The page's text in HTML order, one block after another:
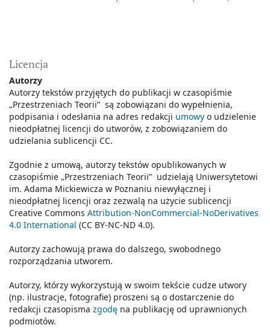
Licencja
Autorzy
Autorzy tekstów przyjętych do publikacji w czasopiśmie
„Przestrzeniach Teorii” są zobowiązani do wypełnienia,
podpisania i odesłania na adres redakcji umowy o udzielenie
nieodpłatnej licencji do utworów, z zobowiązaniem do
udzielania sublicencji CC.
Zgodnie z umową, autorzy tekstów opublikowanych w
czasopiśmie „Przestrzeniach Teorii” udzielają Uniwersytetowi
im. Adama Mickiewicza w Poznaniu niewyłącznej i
nieodpłatnej licencji oraz zezwalą na użycie sublicencji
Creative Commons Attribution-NonCommercial-NoDerivatives
4.0 International (CC BY-NC-ND 4.0).
Autorzy zachowują prawa do dalszego, swobodnego
rozporządzania utworem.
Autorzy, którzy wykorzystują w swoim tekście cudze utwory
(np. ilustracje, fotografie) proszeni są o dostarczenie do
redakcji czasopisma zgodę na publikację od uprawnionych
podmiotów.